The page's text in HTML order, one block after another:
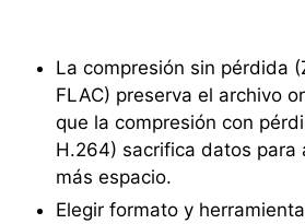
La compresión sin pérdida
FLAC) preserva el archivo
que la compresión con
H.264) sacrifica datos para
más espacio.
Elegir formato y